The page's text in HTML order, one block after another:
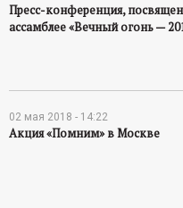
Пресс-конференция,
ассамблее «Вечный огонь —
02 мая 2018 - 14:22
Акция «Помним» в Москве